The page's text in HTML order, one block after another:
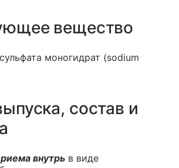
вещество
моногидрат (sodium
состав и
внутрь в виде